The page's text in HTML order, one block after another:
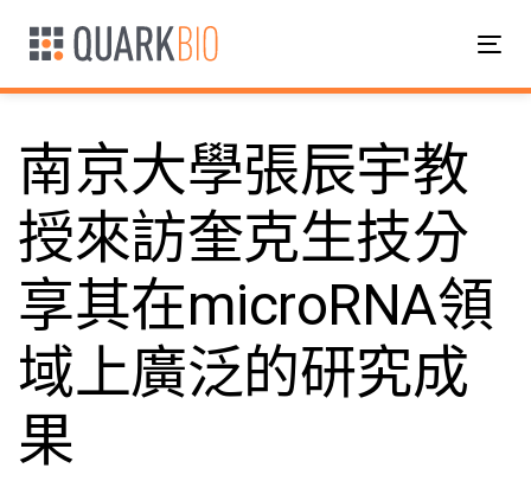
links
to
navigation
to
content
南京大學張辰宇教
授來訪奎克生技分
享其在microRNA領
域上廣泛的研究成
果
Post
navigation